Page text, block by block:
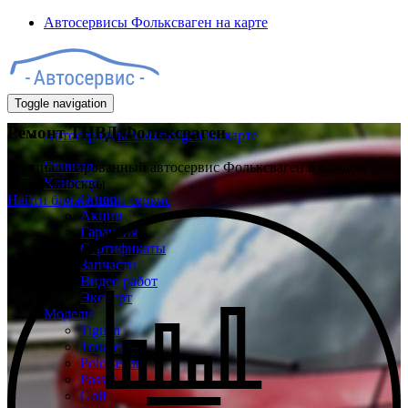
Автосервисы Фольксваген на карте
Toggle navigation
Автосервисы Volkswagen на карте
Главная
Клиенту
О нас
Акции
Гарантия
Сертификаты
Запчасти
Видео работ
Эксперт
Модели
Tiguan
Touareg
Polo sedan
Passat
Golf
Ремонт ТНВД Фольксваген
Специализированный автосервис Фольксваген в каждом
районе Москвы
Найти ближайший сервис